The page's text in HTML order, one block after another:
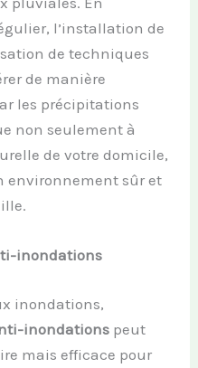
l’installation de
de techniques
de manière
les précipitations
non seulement à
de votre domicile,
environnement sûr et
inondations
inondations,
inondations peut
mais efficace pour